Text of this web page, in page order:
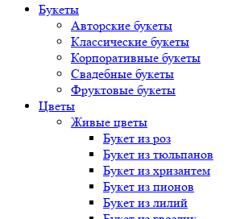
Букеты
Авторские букеты
Классические букеты
Корпоративные букеты
Свадебные букеты
Фруктовые букеты
Цветы
Живые цветы
Букет из роз
Букет из тюльпанов
Букет из хризантем
Букет из пионов
Букет из лилий